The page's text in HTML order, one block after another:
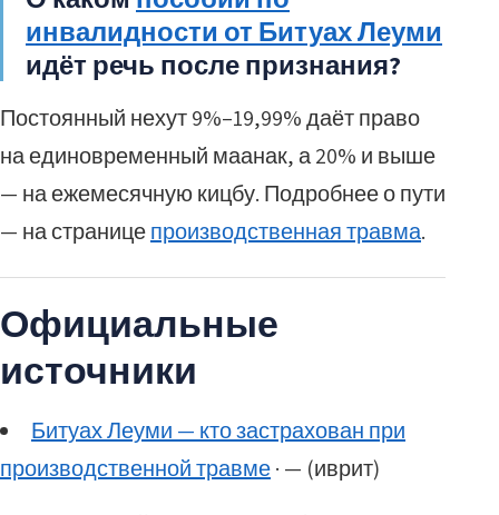
инвалидности от Битуах Леуми
идёт речь после признания?
Постоянный нехут 9%–19,99% даёт право
на единовременный маанак, а 20% и выше
— на ежемесячную кицбу. Подробнее о пути
— на страницепроизводственная травма.
Официальные
источники
Битуах Леуми — кто застрахован при
производственной травме· — (иврит)